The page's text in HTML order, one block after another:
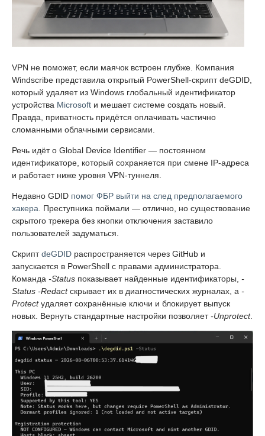
VPN не поможет, если маячок встроен глубже. Компания
Windscribe представила открытый PowerShell-скрипт deGDID,
который удаляет из Windows глобальный идентификатор
устройства Microsoft и мешает системе создать новый.
Правда, приватность придётся оплачивать частично
сломанными облачными сервисами.
Речь идёт о Global Device Identifier — постоянном
идентификаторе, который сохраняется при смене IP-адреса
и работает ниже уровня VPN-туннеля.
Недавно GDID помог ФБР выйти на след предполагаемого
хакера . Преступника поймали — отлично, но существование
скрытого трекера без кнопки отключения заставило
пользователей задуматься.
СкриптdeGDID распространяется через GitHub и
запускается в PowerShell с правами администратора.
Команда -Status показывает найденные идентификаторы, -
Status -Redactскрывает их в диагностических журналах, а -
Protectудаляет сохранённые ключи и блокирует выпуск
новых. Вернуть стандартные настройки позволяет-Unprotect.